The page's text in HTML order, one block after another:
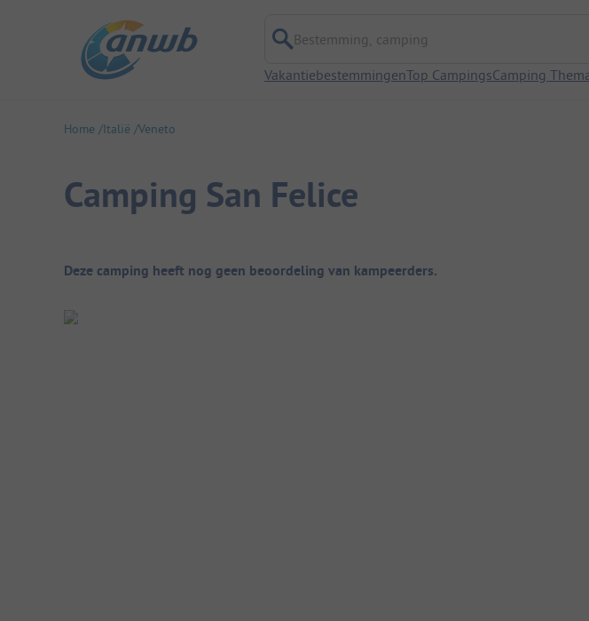
Bestemming, camping
VakantiebestemmingenTop CampingsCamping
Home Italië Veneto
Camping San Felice
Camping overzicht
Deze camping heeft nog geen beoordeling van kampeerders.